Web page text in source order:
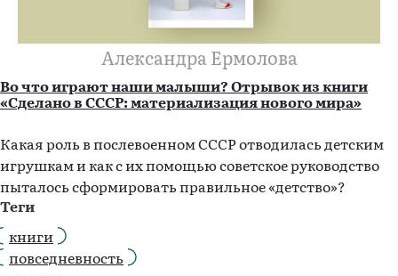
Александра Ермолова
Во что играют наши малыши? Отрывок из книги
«Сделано в СССР: материализация нового мира»
Какая роль в послевоенном СССР отводилась детским
игрушкам и как с их помощью советское руководство
пыталось сформировать правильное «детство»?
Теги
книги
повседневность